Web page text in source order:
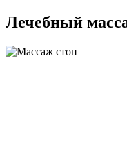
Лечебный